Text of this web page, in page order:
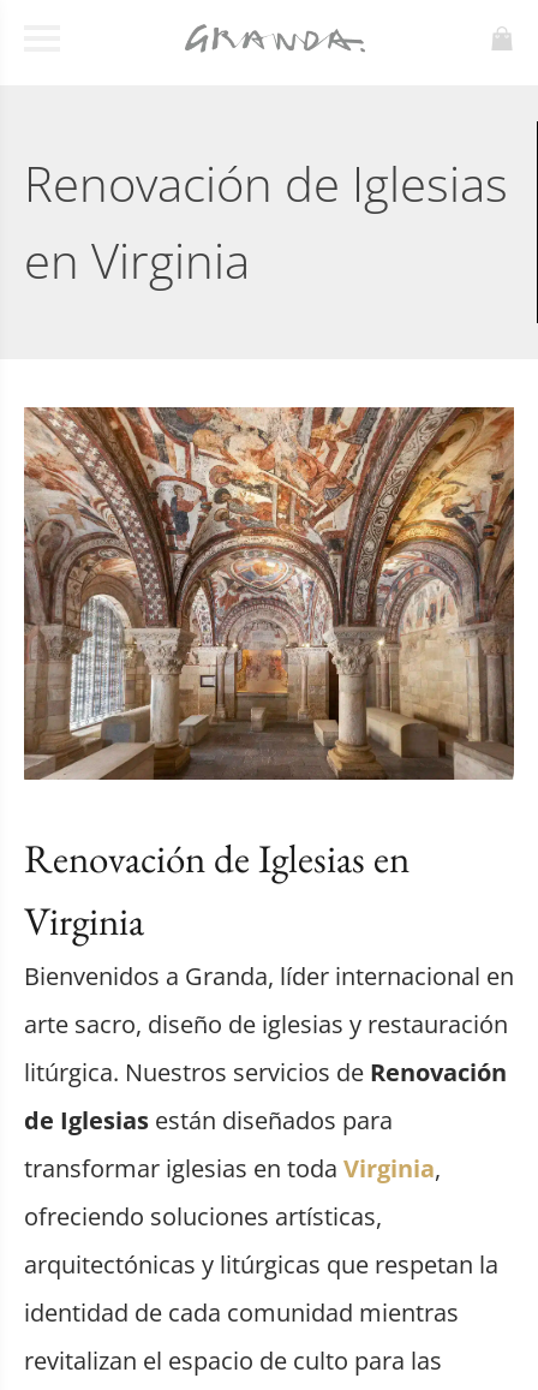
Renovación de Iglesias
en Virginia
Renovación de Iglesias en
Virginia
Bienvenidos a Granda, líder internacional en
arte sacro, diseño de iglesias y restauración
litúrgica. Nuestros servicios de Renovación
de Iglesias están diseñados para
transformar iglesias en toda Virginia,
ofreciendo soluciones artísticas,
arquitectónicas y litúrgicas que respetan la
identidad de cada comunidad mientras
revitalizan el espacio de culto para las